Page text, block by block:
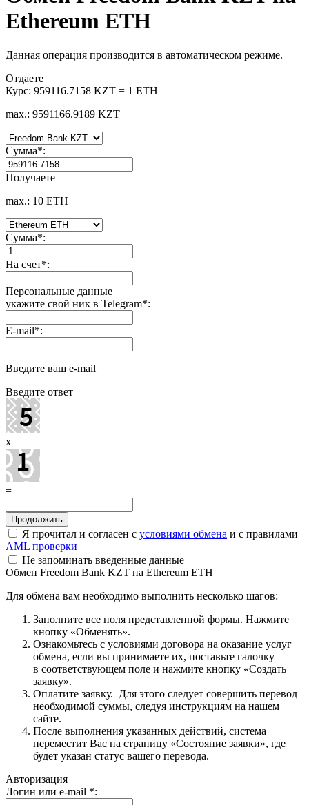
Ethereum ETH
Данная операция производится в автоматическом режиме.
Отдаете
Курс: 959116.7158 KZT = 1 ETH
max.: 9591166.9189 KZT
Сумма*:
Получаете
max.: 10 ETH
Сумма*:
На счет*:
Персональные данные
укажите свой ник в Telegram*:
E-mail*:
Введите ваш e-mail
Введите ответ
x
=
Я прочитал и согласен с условиями обмена и с правилами
AML проверки
Не запоминать введенные данные
Обмен Freedom Bank KZT на Ethereum ETH
Для обмена вам необходимо выполнить несколько шагов:
Заполните все поля представленной формы. Нажмите
кнопку «Обменять».
Ознакомьтесь с условиями договора на оказание услуг
обмена, если вы принимаете их, поставьте галочку
в соответствующем поле и нажмите кнопку «Создать
заявку».
Оплатите заявку. Для этого следует совершить перевод
необходимой суммы, следуя инструкциям на нашем
сайте.
После выполнения указанных действий, система
переместит Вас на страницу «Состояние заявки», где
будет указан статус вашего перевода.
Авторизация
Логин или e-mail *: